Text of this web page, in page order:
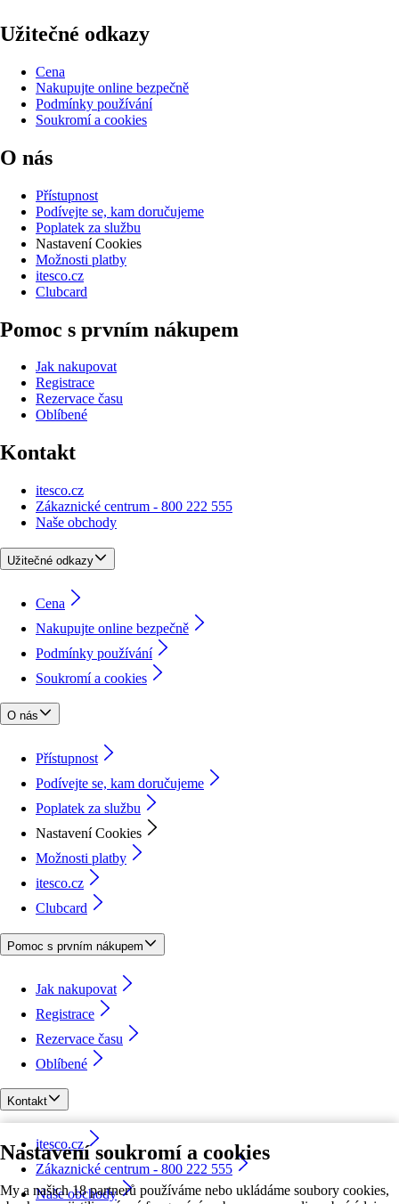
Nastavení soukromí a cookies
My a našich 18 partnerů používáme nebo ukládáme soubory cookies,
Užitečné odkazy
Cena
Nakupujte online bezpečně
Podmínky používání
Soukromí a cookies
O nás
Přístupnost
Podívejte se, kam doručujeme
Poplatek za službu
Nastavení Cookies
Možnosti platby
itesco.cz
Clubcard
Pomoc s prvním nákupem
Jak nakupovat
Registrace
Rezervace času
Oblíbené
Kontakt
itesco.cz
Zákaznické centrum - 800 222 555
Naše obchody
Užitečné odkazy
Cena
Nakupujte online bezpečně
Podmínky používání
Soukromí a cookies
O nás
Přístupnost
Podívejte se, kam doručujeme
Poplatek za službu
Nastavení Cookies
Možnosti platby
itesco.cz
Clubcard
Pomoc s prvním nákupem
Jak nakupovat
Registrace
Rezervace času
Oblíbené
Kontakt
itesco.cz
Zákaznické centrum - 800 222 555
Naše obchody